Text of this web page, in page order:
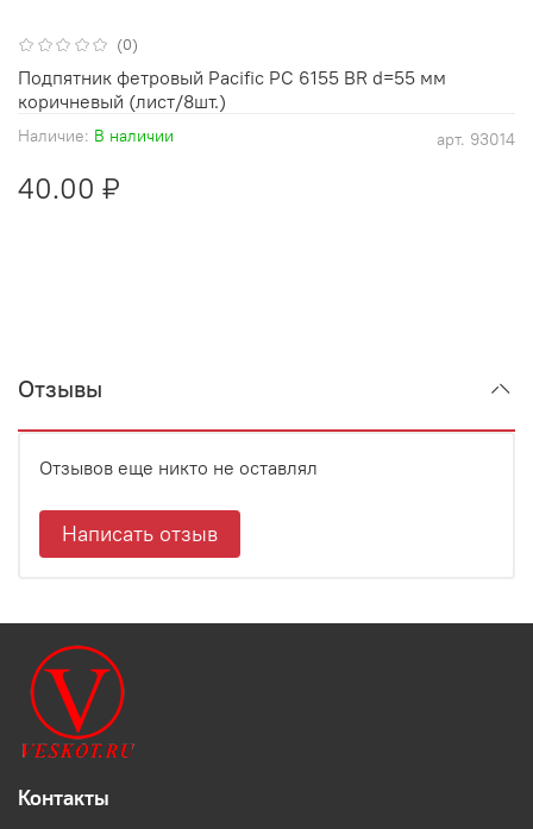
(0)
арт. 93014
Наличие: В наличии
40.00 ₽
Подпятник фетровый Pacific PC 6155 BR d=55 мм
коричневый (лист/8шт.)
Отзывы
Отзывов еще никто не оставлял
Написать отзыв
Контакты